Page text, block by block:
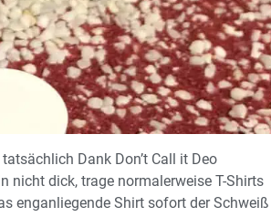
Dank Don’t Call it Deo
nicht dick, trage normalerweise T-Shirts
enganliegende Shirt sofort der Schweiß